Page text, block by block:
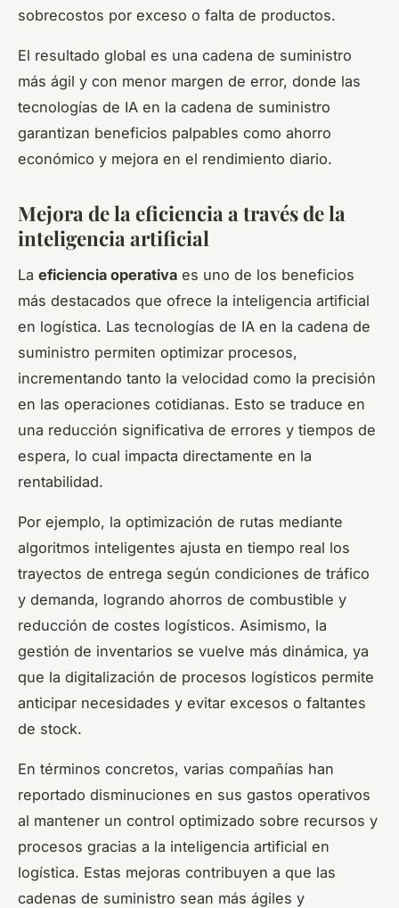
sobrecostos por exceso o falta de productos.
El resultado global es una cadena de suministro
más ágil y con menor margen de error, donde las
tecnologías de IA en la cadena de suministro
garantizan beneficios palpables como ahorro
económico y mejora en el rendimiento diario.
Mejora de la eficiencia a través de la
inteligencia artificial
La eficiencia operativa es uno de los beneficios
más destacados que ofrece la inteligencia artificial
en logística. Las tecnologías de IA en la cadena de
suministro permiten optimizar procesos,
incrementando tanto la velocidad como la precisión
en las operaciones cotidianas. Esto se traduce en
una reducción significativa de errores y tiempos de
espera, lo cual impacta directamente en la
rentabilidad.
Por ejemplo, la optimización de rutas mediante
algoritmos inteligentes ajusta en tiempo real los
trayectos de entrega según condiciones de tráfico
y demanda, logrando ahorros de combustible y
reducción de costes logísticos. Asimismo, la
gestión de inventarios se vuelve más dinámica, ya
que la digitalización de procesos logísticos permite
anticipar necesidades y evitar excesos o faltantes
de stock.
En términos concretos, varias compañías han
reportado disminuciones en sus gastos operativos
al mantener un control optimizado sobre recursos y
procesos gracias a la inteligencia artificial en
logística. Estas mejoras contribuyen a que las
cadenas de suministro sean más ágiles y